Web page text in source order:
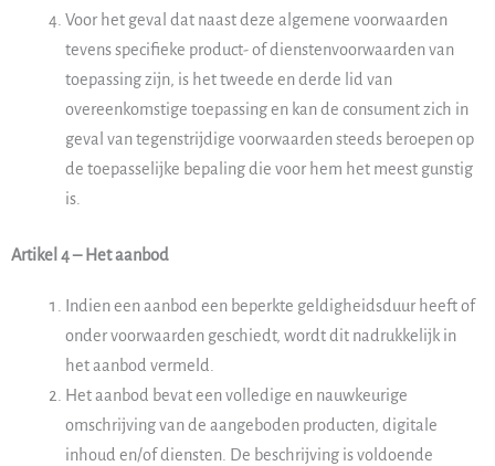
Voor het geval dat naast deze algemene voorwaarden
tevens specifieke product- of dienstenvoorwaarden van
toepassing zijn, is het tweede en derde lid van
overeenkomstige toepassing en kan de consument zich in
geval van tegenstrijdige voorwaarden steeds beroepen op
de toepasselijke bepaling die voor hem het meest gunstig
is.
Artikel 4 – Het aanbod
Indien een aanbod een beperkte geldigheidsduur heeft of
onder voorwaarden geschiedt, wordt dit nadrukkelijk in
het aanbod vermeld.
Het aanbod bevat een volledige en nauwkeurige
omschrijving van de aangeboden producten, digitale
inhoud en/of diensten. De beschrijving is voldoende